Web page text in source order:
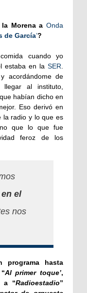
Morena a Onda
de García’?
cuando yo
estaba en la SER
acordándome de
al instituto,
habían dicho en
Eso derivó en
la radio y lo que es
que lo que fue
feroz de los
el
nos
programa hasta
Al primer toque’,
a “Radioestadio”